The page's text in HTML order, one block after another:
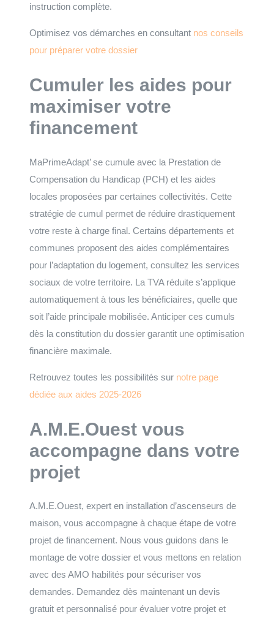
instruction complète.
Optimisez vos démarches en consultant nos conseils
pour préparer votre dossier
Cumuler les aides pour
maximiser votre
financement
MaPrimeAdapt’ se cumule avec la Prestation de
Compensation du Handicap (PCH) et les aides
locales proposées par certaines collectivités. Cette
stratégie de cumul permet de réduire drastiquement
votre reste à charge final. Certains départements et
communes proposent des aides complémentaires
pour l’adaptation du logement, consultez les services
sociaux de votre territoire. La TVA réduite s’applique
automatiquement à tous les bénéficiaires, quelle que
soit l’aide principale mobilisée. Anticiper ces cumuls
dès la constitution du dossier garantit une optimisation
financière maximale.
Retrouvez toutes les possibilités sur notre page
dédiée aux aides 2025-2026
A.M.E.Ouest vous
accompagne dans votre
projet
A.M.E.Ouest, expert en installation d’ascenseurs de
maison, vous accompagne à chaque étape de votre
projet de financement. Nous vous guidons dans le
montage de votre dossier et vous mettons en relation
avec des AMO habilités pour sécuriser vos
demandes. Demandez dès maintenant un devis
gratuit et personnalisé pour évaluer votre projet et